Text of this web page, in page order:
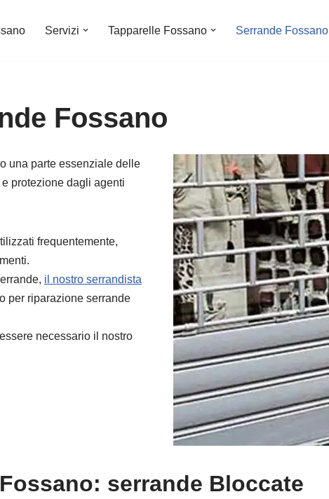
Servizi Tapparelle Fossano Serrande Fossano
Fossano
una parte essenziale delle
protezione dagli agenti
frequentemente,
il nostro serrandista
per riparazione serrande
necessario il nostro
serrande Bloccate